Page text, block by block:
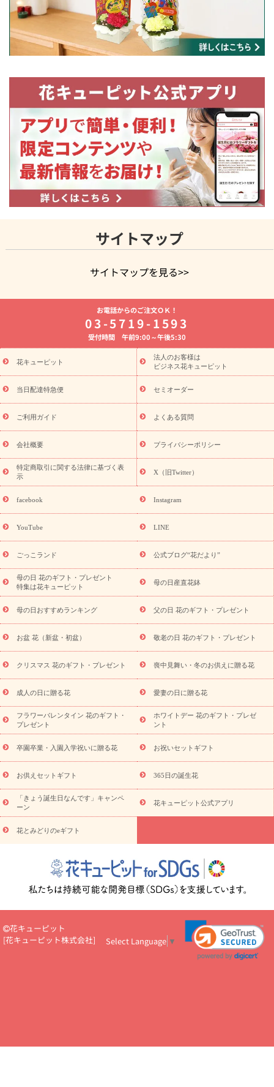
サイトマップ
サイトマップを見る>>
よく贈られる花
お祝いの花特集
誕生日フラワーギフト特集
8月の誕生花(トルコキキョウ)
開店・開業祝い
お供え・お悔やみ お供え・お悔やみの花
通夜・葬儀に贈る花 胡蝶蘭・花鉢
ーブドフラワー
季節のイベント
ひまわり ギフト・プレゼント
特集
お盆 花（新盆・初盆） 季節のイベント
お盆 花（新
盆・初盆）
お盆 花（新盆・初盆）
お盆・お供え 花とセットギ
フト
お盆・お供え プリザーブドフラワー
ひまわり ギフト・プ
レゼント特集
夏の花贈り・お中元・暑中見舞い 花のギフト特集
敬老の日におくる花ギフト・プレゼント特集
花ギフト・プレゼント特集
敬老の日 花のおすすめランキング
敬
老の日 花鉢植えのギフト・プレゼント特集
敬老の日 花とセットギ
フト・プレゼント特集
敬老の日の花 全てのギフト一覧
キャン
ペーン
「きょう誕生日なんです」キャンペーン
探す
誕生日フラワーギフト 誕生日フラワーギフト特集
誕生
日フラワーギフト商品一覧
ユリ トルコキキョウ
誕生花(トルコキキョウ)
9月の誕生花(リンドウ)
誕生日セット
ギフト
「きょう誕生日なんです」キャンペーン
用途から探す お祝いの花特集 当日配達特急便
お祝い商品
一覧
お祝い 新築・引っ越し祝い
結婚記念日
結婚祝い 出産祝い 退院祝い・快気祝い
還暦
祝い・長寿祝い
プチギフト ペットのお祝いフラワー
元・暑中見舞い
敬老の日
お供え
お供え・お悔やみ商品一覧 お供え・お悔やみの花
十九日法要以降に贈る花
通夜・葬儀に贈る花
お供え お花とセッ
お盆（新盆・初盆）
お祝い返し お見舞い
お取り
寄せギフト
ビジネス用 ご自宅用 観葉植物
ミディ胡蝶蘭
プリザーブドフラワー
スタイルから探す
アレンジメント
花束
スタンド花 お祝い お供え・お悔やみ 胡蝶蘭
胡蝶
蘭・花鉢
ミディ胡蝶蘭・お祝い ミディ胡蝶蘭・お供え
の青色胡蝶蘭
観葉植物 観葉植物 産直多肉植物
プリザーブ
ドフラワー
お祝い お供え・お悔やみ 花とセットギフト
ミオーダー
プチギフト（hanamore -ハナモア-）
花とみどりの
eギフト
花キューピットのeGfit カラー ピンク
レンジ
レッド お花の種類 バラ ユリ トルコキキョウ
予
算から探す
お祝い お祝い・3000円～ お祝い・
お祝い・5000円～ お祝い・7000円～ お祝い・10000円～
お供え・お悔やみ
お供え・お悔やみ・3000円～
お供え・お
悔やみ・5000円～ お供え・お悔やみ・7000円～
お供え・お悔
やみ・10000円～
365日の誕生花カレンダー
開店・開業祝
お祝いを贈るときのマナー・
花キューピットのお祝いコラム一覧
誕生日のお花を「色
彩心理学」で選ぶ方法
結婚祝いの予算相場
出産祝いお役立ち情
転職祝いのマナー基礎知識
ペットのお祝いワンポイントアド
バイス
スタンド花（フラスタ）のマナー
お見舞いのマナーとル
お祝い花のマナー総まとめ
場上司や先輩へ贈るお祝い花の正解は？
開店祝いの花 選び方ガイ
ド（早見表あり）
花キューピットのお供え・
プロ直伝10のテクニック
花美人5人の「花のある暮らし」
美
お電話からのご注文ＯＫ！
03-5719-1593
受付時間 午前9:00～午後5:30
花キューピット
法人のお客様は
ビジネス花キューピット
当日配達特急便 セミオーダー
ご利用ガイド よくある質問
会社概要 プライバシーポリシー
特定商取引に関する法律に基づく表
示
X（旧Twitter）
facebook Instagram
YouTube LINE
ごっこランド 公式ブログ“花だより”
母の日 花のギフト・プレゼント
特集は花キューピット
母の日産直花鉢
母の日おすすめランキング 父の日 花のギフト・プレゼント
お盆 花（新盆・初盆） 敬老の日 花のギフト・プレゼント
クリスマス 花のギフト・プレゼント 喪中見舞い・冬のお供えに贈る花
成人の日に贈る花 愛妻の日に贈る花
フラワーバレンタイン 花のギフト・
プレゼント
ホワイトデー 花のギフト・プレゼ
ント
卒園卒業・入園入学祝いに贈る花 お祝いセットギフト
お供えセットギフト 365日の誕生花
「きょう誕生日なんです」キャンペ
ーン
花キューピット公式アプリ
花とみどりのeギフト
花キューピット
[花キューピット株式会社] Select Language ▼